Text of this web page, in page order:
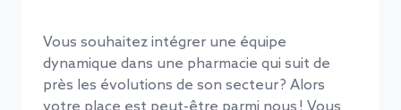
Vous souhaitez intégrer une équipe
dynamique dans une pharmacie qui suit de
près les évolutions de son secteur ? Alors